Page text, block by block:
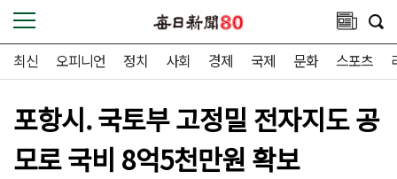
최신 오피니언 정치 사회 경제 국제 문화 스포츠
포항시. 국토부 고정밀 전자지도 공
모로 국비 8억5천만원 확보